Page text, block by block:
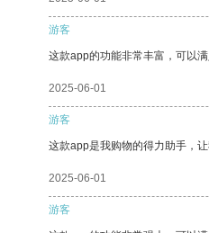
游客
这款app的功能非常丰富，可以满
2025-06-01
游客
这款app是我购物的得力助手，
2025-06-01
游客